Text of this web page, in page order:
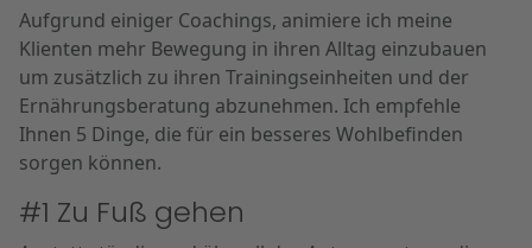
Aufgrund einiger Coachings, animiere ich meine
Klienten mehr Bewegung in ihren Alltag einzubauen
um zusätzlich zu ihren Trainingseinheiten und der
Ernährungsberatung abzunehmen. Ich empfehle
Ihnen 5 Dinge, die für ein besseres Wohlbefinden
sorgen können.
#1 Zu Fuß gehen